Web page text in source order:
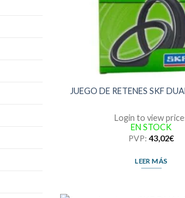
JUEGO DE RETENES SKF
Login to view
EN STOCK
PVP:43,02€
LEER MÁS